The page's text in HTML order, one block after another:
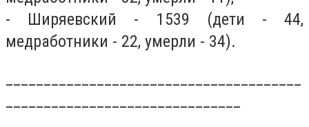
- Ширяевский - 1539 (дети - 44,
медработники - 22, умерли - 34).